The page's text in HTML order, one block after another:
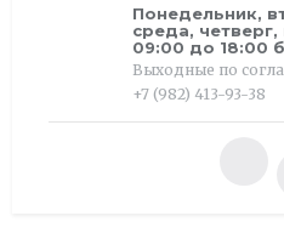
Понедельник,
среда, четверг,
09:00 до 18:00
Выходные по
+7 (982) 413-93-38